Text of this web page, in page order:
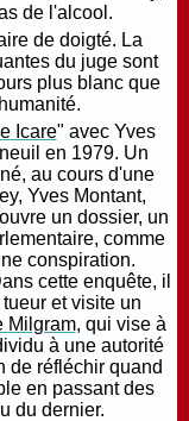
de l'alcool.
de doigté. La
du juge sont
plus blanc que
Icare" avec Yves
en 1979. Un
au cours d'une
Yves Montant,
un dossier, un
comme
conspiration.
cette enquête, il
et visite un
Milgram, qui vise à
à une autorité
de réfléchir quand
en passant des
du dernier.